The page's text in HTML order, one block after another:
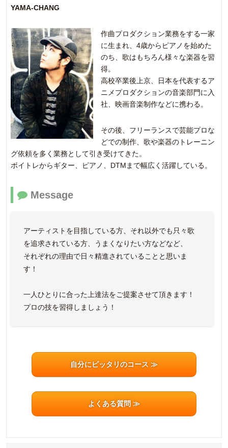
YAMA-CHANG
作曲プロダクション業務をする一家
に生まれ、4歳からピアノを始めた
のち、歌はもちろん様々な楽器を習
得。
高校卒業後上京、日本を代表するア
ニメプロダクションの音楽部門に入
社、映画音楽制作などに携わる。
その後、フリーランスで芸能プロな
どでの制作、歌や楽器のトレーニン
グ依頼を多く業務として引き受けてきた。
ボイトレからギター、ピアノ、DTMまで幅広く活躍している。
Message
アーティストを目指している方、それ以外でも只々歌
を追求されている方、うまくなりたい方などなど、
それぞれの理由で日々精進されていることと思いま
す！
一人ひとりに合った上達法をご提案させて頂きます！
プロの技を習得しましょう！
自分にピッタリのコース ≫
よくある質問 ≫